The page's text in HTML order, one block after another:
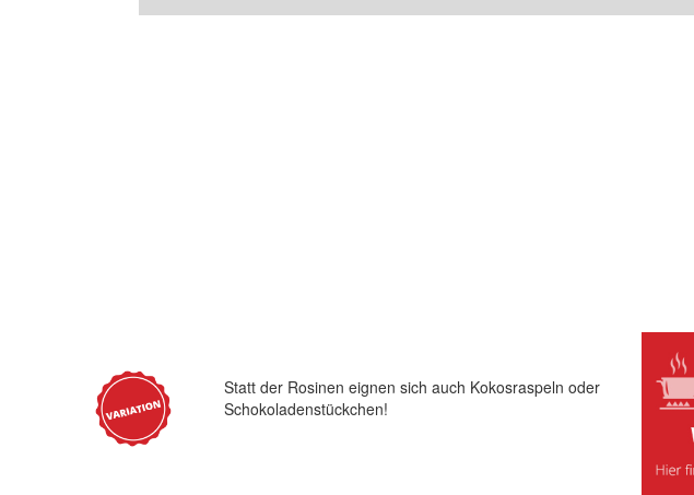
Statt der Rosinen eignen sich auch Kokosraspeln oder
Schokoladenstückchen!